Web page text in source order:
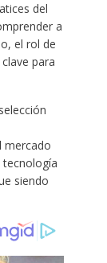
del
a
el rol de
para
mercado
tecnología
siendo